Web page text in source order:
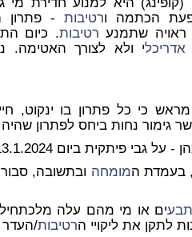
הכתמה ורטיבות- פתרון
ראויה שתמנע רטיבות. כיום
אדריכלי ולא לצורך האטימה.
כי כל פתרון בו ינקוט,
גימור נחות ביחס לפתרון שהיה
פיתקית ביום 13.1.2024:
, בעמדת המומחה ובתשובה,
לתקן את ליקויי הרטיבות/העדר